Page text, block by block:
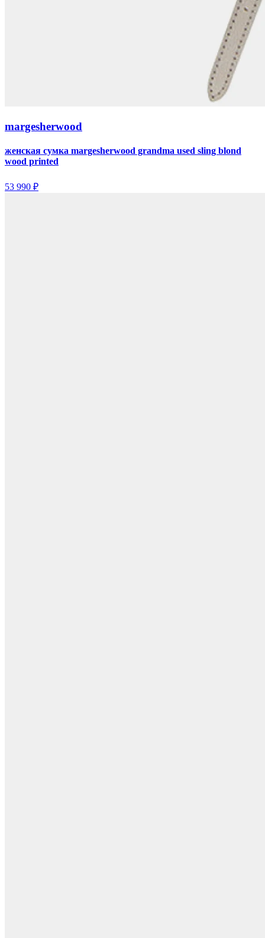
margesherwood
женская сумка margesherwood grandma used sling blond
wood printed
53 990 ₽